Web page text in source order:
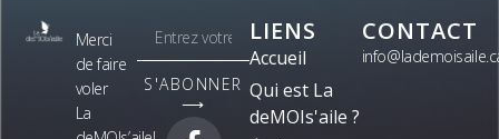
Merci
de faire
voler
La
S'ABONNER
⟶
LIENS
Accueil
Qui est La
deMOIs'aile ?
CONTACT